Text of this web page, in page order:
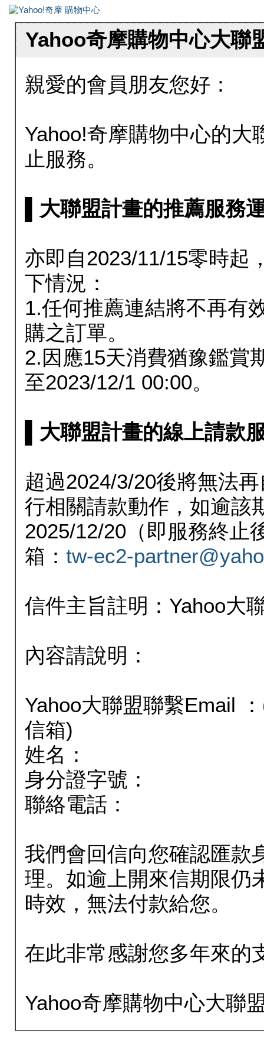
Yahoo奇摩購物中心大聯
親愛的會員朋友您好：
Yahoo!奇摩購物中心的大
止服務。
▌大聯盟計畫的推薦服務
亦即自2023/11/15零時起
下情況：
1.任何推薦連結將不再有
購之訂單。
2.因應15天消費猶豫鑑賞
至2023/12/1 00:00。
▌大聯盟計畫的線上請款
超過2024/3/20後將無法
行相關請款動作，如逾該
2025/12/20（即服務終止
箱： tw-ec2-
信件主旨註明：Yahoo大
內容請說明：
Yahoo大聯盟聯繫Email
信箱)
姓名：
身分證字號：
聯絡電話：
我們會回信向您確認匯款
理。如逾上開來信期限仍
時效，無法付款給您。
在此非常感謝您多年來的
Yahoo奇摩購物中心大